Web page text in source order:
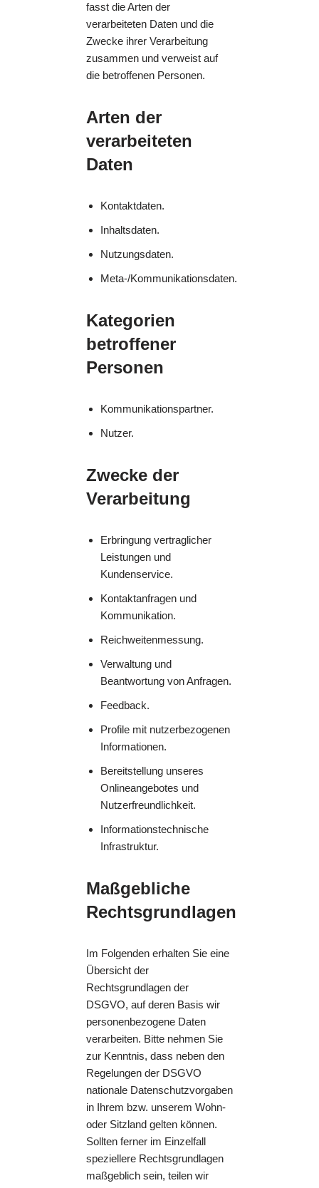
fasst die Arten der
verarbeiteten Daten und die
Zwecke ihrer Verarbeitung
zusammen und verweist auf
die betroffenen Personen.
Arten der
verarbeiteten
Daten
Kontaktdaten.
Inhaltsdaten.
Nutzungsdaten.
Meta-/Kommunikationsdaten.
Kategorien
betroffener
Personen
Kommunikationspartner.
Nutzer.
Zwecke der
Verarbeitung
Erbringung vertraglicher
Leistungen und
Kundenservice.
Kontaktanfragen und
Kommunikation.
Reichweitenmessung.
Verwaltung und
Beantwortung von Anfragen.
Feedback.
Profile mit nutzerbezogenen
Informationen.
Bereitstellung unseres
Onlineangebotes und
Nutzerfreundlichkeit.
Informationstechnische
Infrastruktur.
Maßgebliche
Rechtsgrundlagen
Im Folgenden erhalten Sie eine
Übersicht der
Rechtsgrundlagen der
DSGVO, auf deren Basis wir
personenbezogene Daten
verarbeiten. Bitte nehmen Sie
zur Kenntnis, dass neben den
Regelungen der DSGVO
nationale Datenschutzvorgaben
in Ihrem bzw. unserem Wohn-
oder Sitzland gelten können.
Sollten ferner im Einzelfall
speziellere Rechtsgrundlagen
maßgeblich sein, teilen wir